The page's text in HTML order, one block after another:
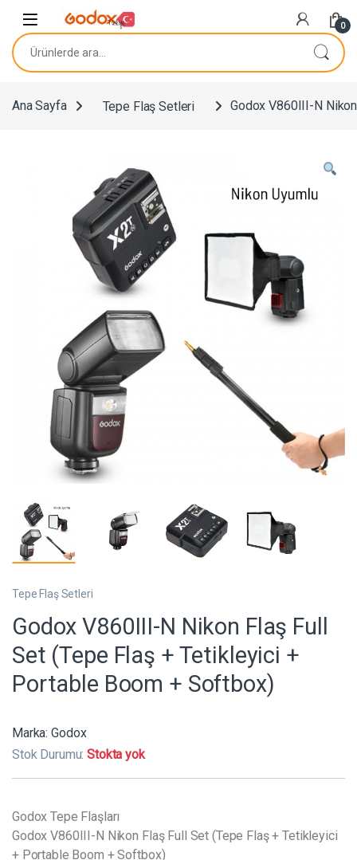
0
Ara:
Ana Sayfa Tepe Flaş Setleri Godox V860III-N
Tepe Flaş Setleri
Godox V860III-N Nikon Flaş Full
Set (Tepe Flaş + Tetikleyici +
Portable Boom + Softbox)
Marka: Godox
Stok Durumu:Stokta yok
Godox Tepe Flaşları
Godox V860III-N Nikon Flaş Full Set (Tepe Flaş + Tetikleyici
+ Portable Boom + Softbox)